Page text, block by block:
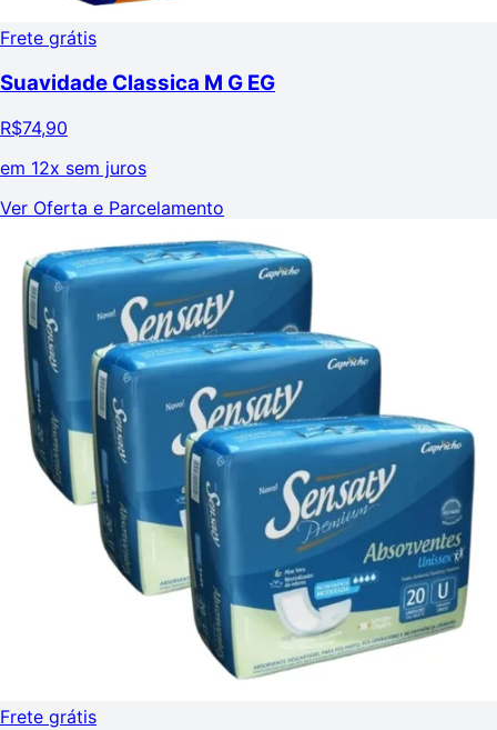
Frete grátis
Suavidade Classica M G EG
R$74,90
em 12x sem juros
Ver Oferta e Parcelamento
Frete grátis